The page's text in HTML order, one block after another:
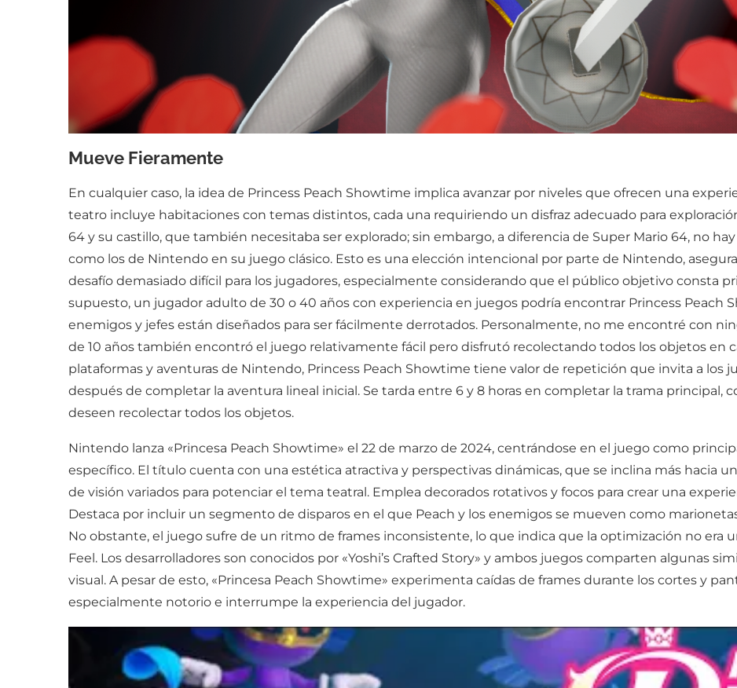
Mueve Fieramente
En cualquier caso, la idea de Princess Peach Showtime implica avanzar por niveles que ofrecen una
teatro incluye habitaciones con temas distintos, cada una requiriendo un disfraz adecuado para
64 y su castillo, que también necesitaba ser explorado; sin embargo, a diferencia de Super Mario 64, no
como los de Nintendo en su juego clásico. Esto es una elección intencional por parte de Nintendo,
desafío demasiado difícil para los jugadores, especialmente considerando que el público objetivo consta
supuesto, un jugador adulto de 30 o 40 años con experiencia en juegos podría encontrar Princess Peach
enemigos y jefes están diseñados para ser fácilmente derrotados. Personalmente, no me encontré con
de 10 años también encontró el juego relativamente fácil pero disfrutó recolectando todos los objetos en
plataformas y aventuras de Nintendo, Princess Peach Showtime tiene valor de repetición que invita a los
después de completar la aventura lineal inicial. Se tarda entre 6 y 8 horas en completar la trama principal,
deseen recolectar todos los objetos.
Nintendo lanza «Princesa Peach Showtime» el 22 de marzo de 2024, centrándose en el juego como
específico. El título cuenta con una estética atractiva y perspectivas dinámicas, que se inclina más hacia
de visión variados para potenciar el tema teatral. Emplea decorados rotativos y focos para crear una
Destaca por incluir un segmento de disparos en el que Peach y los enemigos se mueven como
No obstante, el juego sufre de un ritmo de frames inconsistente, lo que indica que la optimización no era
Feel. Los desarrolladores son conocidos por «Yoshi’s Crafted Story» y ambos juegos comparten algunas
visual. A pesar de esto, «Princesa Peach Showtime» experimenta caídas de frames durante los cortes y
especialmente notorio e interrumpe la experiencia del jugador.